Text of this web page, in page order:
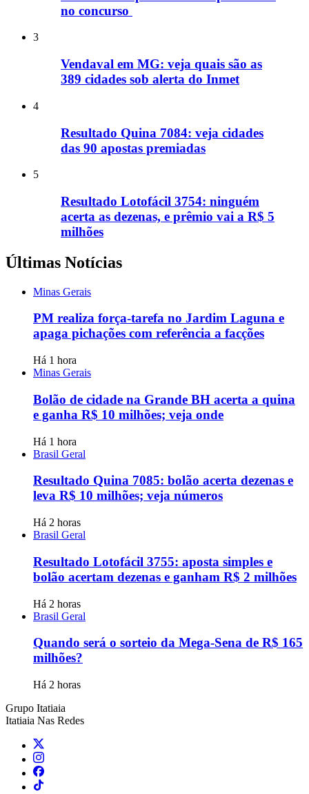
no concurso
3
Vendaval em MG: veja quais são as
389 cidades sob alerta do Inmet
4
Resultado Quina 7084: veja cidades
das 90 apostas premiadas
5
Resultado Lotofácil 3754: ninguém
acerta as dezenas, e prêmio vai a R$ 5
milhões
Últimas Notícias
Minas Gerais
PM realiza força-tarefa no Jardim Laguna e
apaga pichações com referência a facções
Há 1 hora
Minas Gerais
Bolão de cidade na Grande BH acerta a quina
e ganha R$ 10 milhões; veja onde
Há 1 hora
Brasil Geral
Resultado Quina 7085: bolão acerta dezenas e
leva R$ 10 milhões; veja números
Há 2 horas
Brasil Geral
Resultado Lotofácil 3755: aposta simples e
bolão acertam dezenas e ganham R$ 2 milhões
Há 2 horas
Brasil Geral
Quando será o sorteio da Mega-Sena de R$ 165
milhões?
Há 2 horas
Grupo Itatiaia
Itatiaia Nas Redes